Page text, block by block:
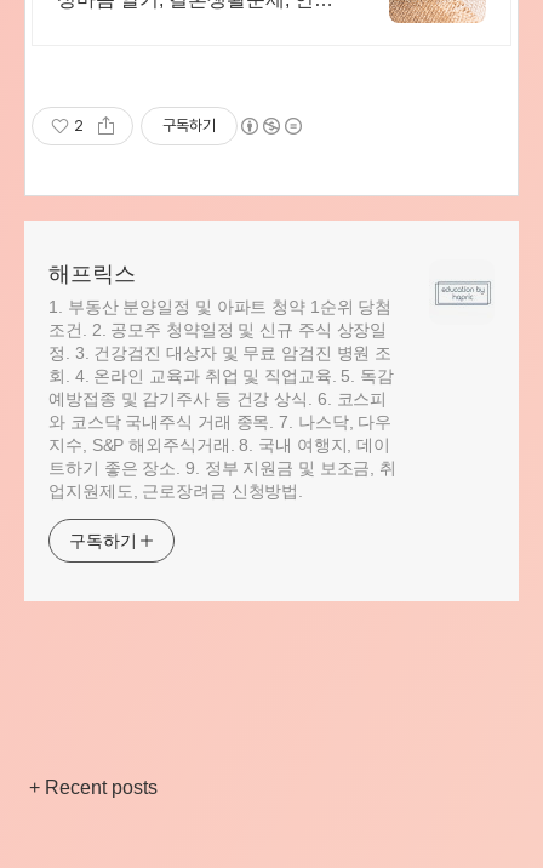
2 구독하기
해프릭스
1. 부동산 분양일정 및 아파트 청약 1순위 당첨
조건. 2. 공모주 청약일정 및 신규 주식 상장일
정. 3. 건강검진 대상자 및 무료 암검진 병원 조
회. 4. 온라인 교육과 취업 및 직업교육. 5. 독감
예방접종 및 감기주사 등 건강 상식. 6. 코스피
와 코스닥 국내주식 거래 종목. 7. 나스닥, 다우
지수, S&P 해외주식거래. 8. 국내 여행지, 데이
트하기 좋은 장소. 9. 정부 지원금 및 보조금, 취
업지원제도, 근로장려금 신청방법.
구독하기
+ Recent posts